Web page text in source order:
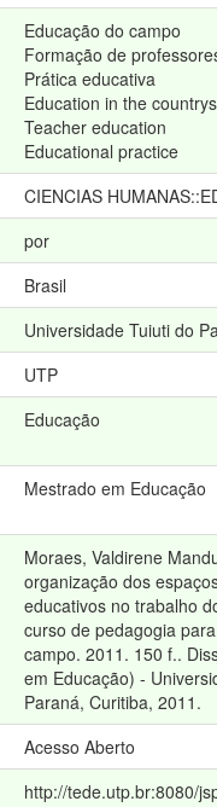
Educação do campo
Formação de
Prática educativa
Education in the
Teacher education
Educational practice
CIENCIAS
por
Brasil
Universidade Tuiuti do
UTP
Educação
Mestrado em Educação
Moraes, Valdirene
organização dos
educativos no trabalho
curso de pedagogia
campo. 2011. 150 f..
em Educação) -
Paraná, Curitiba, 2011.
Acesso Aberto
http://tede.utp.br:8080/